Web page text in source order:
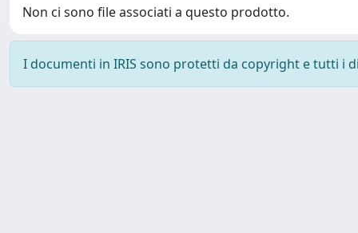
Non ci sono file associati a questo prodotto.
I documenti in IRIS sono protetti da copyright e tutti i